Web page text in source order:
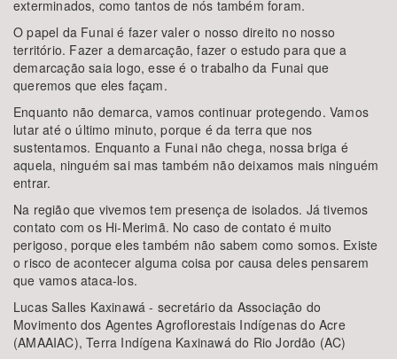
exterminados, como tantos de nós também foram.
O papel da Funai é fazer valer o nosso direito no nosso
território. Fazer a demarcação, fazer o estudo para que a
demarcação saia logo, esse é o trabalho da Funai que
queremos que eles façam.
Enquanto não demarca, vamos continuar protegendo. Vamos
lutar até o último minuto, porque é da terra que nos
sustentamos. Enquanto a Funai não chega, nossa briga é
aquela, ninguém sai mas também não deixamos mais ninguém
entrar.
Na região que vivemos tem presença de isolados. Já tivemos
contato com os Hi-Merimã. No caso de contato é muito
perigoso, porque eles também não sabem como somos. Existe
o risco de acontecer alguma coisa por causa deles pensarem
que vamos ataca-los.
Lucas Salles Kaxinawá - secretário da Associação do
Movimento dos Agentes Agroflorestais Indígenas do Acre
(AMAAIAC), Terra Indígena Kaxinawá do Rio Jordão (AC)